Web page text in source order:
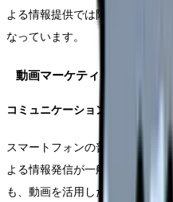
よる情報提供では限界があり、
なっています。
動画マーケティングの台頭
コミュニケーション手段の進化
スマートフォンの普及とSNSプ
よる情報発信が一般化していま
も、動画を活用したコミュニケ